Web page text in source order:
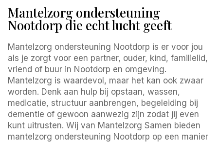
Mantelzorg ondersteuning
Nootdorp die echt lucht geeft
Mantelzorg ondersteuning Nootdorp is er voor jou
als je zorgt voor een partner, ouder, kind, familielid,
vriend of buur in Nootdorp en omgeving.
Mantelzorg is waardevol, maar het kan ook zwaar
worden. Denk aan hulp bij opstaan, wassen,
medicatie, structuur aanbrengen, begeleiding bij
dementie of gewoon aanwezig zijn zodat jij even
kunt uitrusten. Wij van Mantelzorg Samen bieden
mantelzorg ondersteuning Nootdorp op een manier